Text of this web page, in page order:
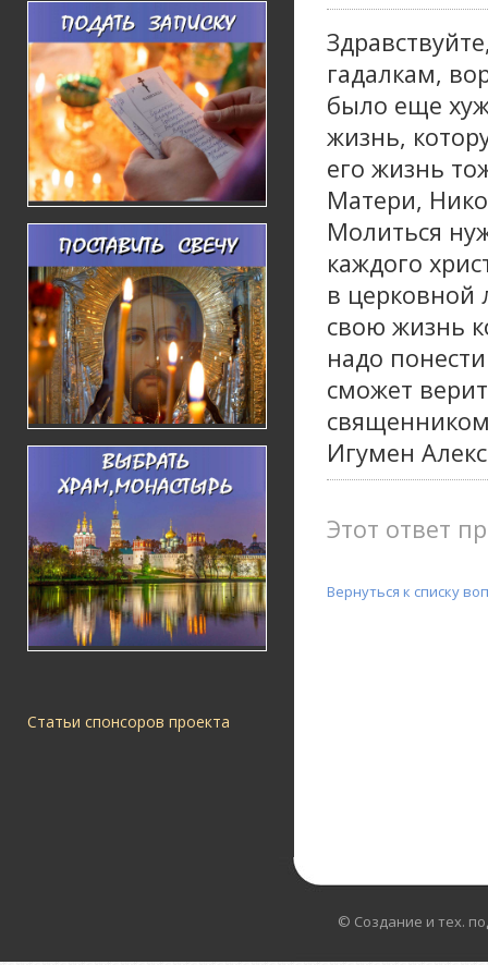
Статьи спонсоров проекта
гадалкам,
было еще
жизнь,
его жизнь
Матери,
Молиться
каждого
в церковной
свою жизнь
надо
сможет
Игумен
Этот ответ
Вернуться к списку
© Создание и тех.